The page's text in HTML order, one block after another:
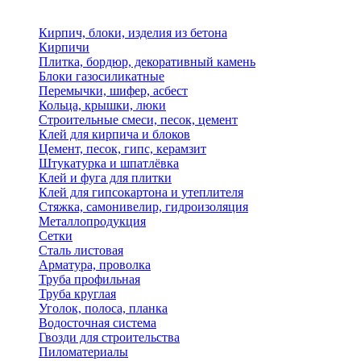
Кирпич, блоки, изделия из бетона
Кирпичи
Плитка, бордюр, декоративный камень
Блоки газосиликатные
Перемычки, шифер, асбест
Кольца, крышки, люки
Строительные смеси, песок, цемент
Клей для кирпича и блоков
Цемент, песок, гипс, керамзит
Штукатурка и шпатлёвка
Клей и фуга для плитки
Клей для гипсокартона и утеплителя
Стяжка, самонивелир, гидроизоляция
Металлопродукция
Сетки
Сталь листовая
Арматура, проволка
Труба профильная
Труба круглая
Уголок, полоса, планка
Водосточная система
Гвозди для строительства
Пиломатериалы